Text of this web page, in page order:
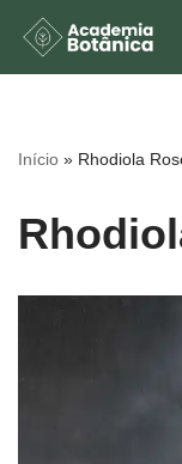
Pular
conteúdo
Início » Rhodiola